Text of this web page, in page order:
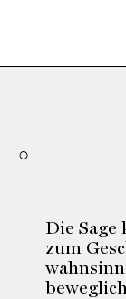
Die
zum